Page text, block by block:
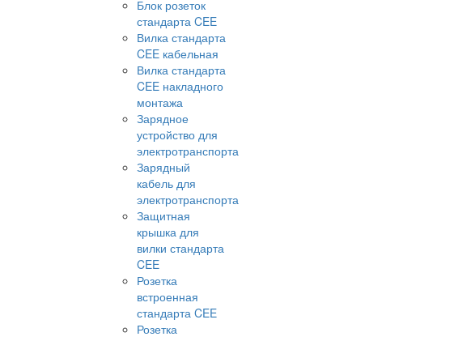
Блок розеток
стандарта CEE
Вилка стандарта
CEE кабельная
Вилка стандарта
CEE накладного
монтажа
Зарядное
устройство для
электротранспорта
Зарядный
кабель для
электротранспорта
Защитная
крышка для
вилки стандарта
CEE
Розетка
встроенная
стандарта CEE
Розетка